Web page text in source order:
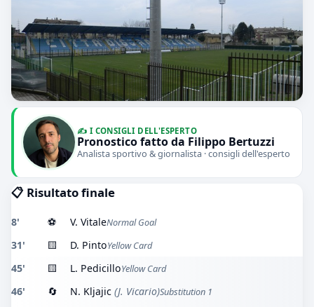
✍️ I CONSIGLI DELL'ESPERTO
Pronostico fatto da Filippo Bertuzzi
Analista sportivo & giornalista · consigli dell'esperto
📋 Risultato finale
8' ⚽ V. VitaleNormal Goal
31' 🟨 D. PintoYellow Card
45' 🟨 L. PedicilloYellow Card
46' 🔄 N. Kljajic (J. Vicario)Substitution 1